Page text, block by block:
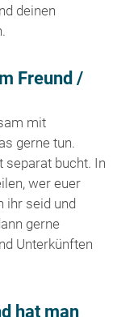
deinen
Freund /
mit
gerne tun.
separat bucht. In
wer euer
ihr seid und
gerne
Unterkünften
hat man